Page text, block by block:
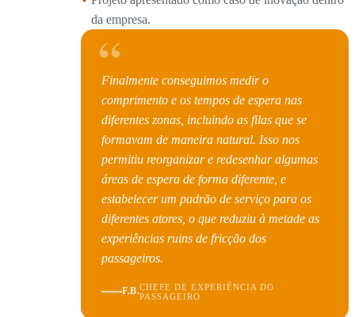
da empresa.
“
Finalmente conseguimos medir o
comprimento e os tempos de espera nas
diferentes zonas, incluindo as filas que se
formavam de maneira natural. Isso nos
permitiu reorganizar e redesenhar algumas
áreas de espera de forma diferente, e
estabelecer um padrão de serviço para os
diferentes atores, o que reduziu à metade as
experiências ruins de fricção dos
passageiros.
F.B.CHEFE DE EXPERIÊNCIA DO
PASSAGEIRO